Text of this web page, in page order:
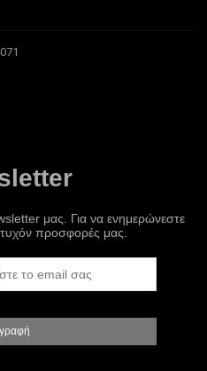
μας. Για να ενημερώνεστε
τυχόν προσφορές μας.